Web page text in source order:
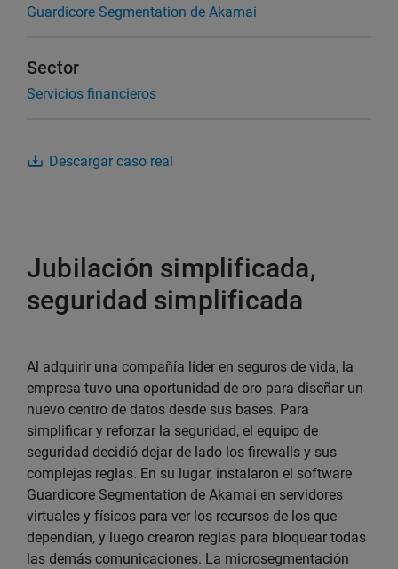
Jubilación simplificada,
seguridad simplificada
Al adquirir una compañía líder en seguros de vida, la
empresa tuvo una oportunidad de oro para diseñar un
nuevo centro de datos desde sus bases. Para
simplificar y reforzar la seguridad, el equipo de
seguridad decidió dejar de lado los firewalls y sus
complejas reglas. En su lugar, instalaron el software
Guardicore Segmentation de Akamai en servidores
virtuales y físicos para ver los recursos de los que
dependían, y luego crearon reglas para bloquear todas
las demás comunicaciones. La microsegmentación
Guardicore Segmentation de Akamai
Sector
Servicios financieros
Descargar caso real